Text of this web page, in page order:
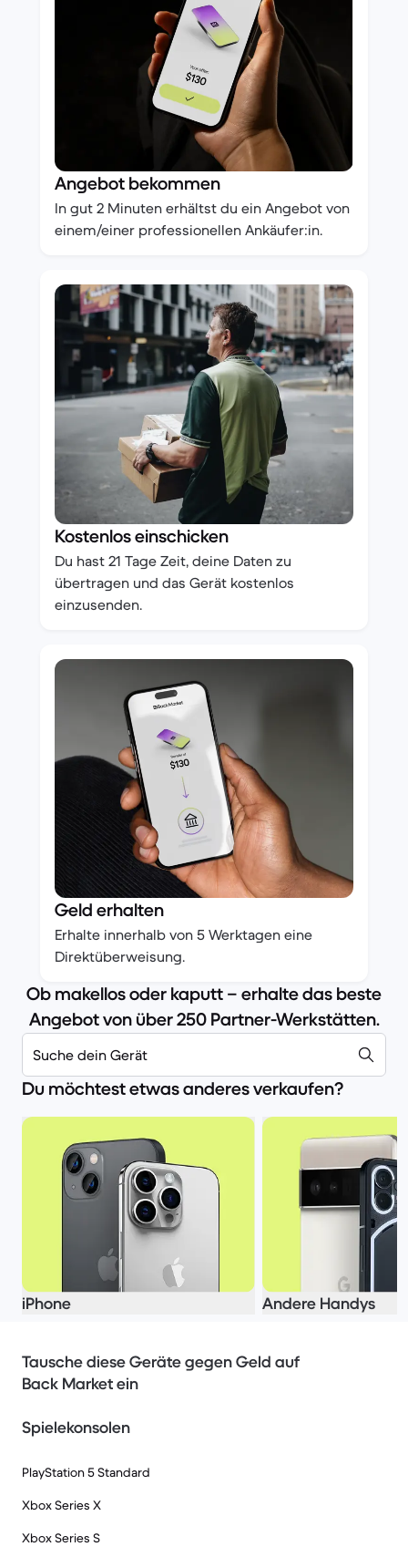
Angebot bekommen
In gut 2 Minuten erhältst du ein Angebot von
einem/einer professionellen Ankäufer:in.
Kostenlos einschicken
Du hast 21 Tage Zeit, deine Daten zu
übertragen und das Gerät kostenlos
einzusenden.
Geld erhalten
Erhalte innerhalb von 5 Werktagen eine
Direktüberweisung.
Ob makellos oder kaputt – erhalte das beste
Angebot von über 250 Partner-Werkstätten.
Suche dein Gerät
Du möchtest etwas anderes verkaufen?
iPhone Andere Handys
Tausche diese Geräte gegen Geld auf
Back Market ein
Spielekonsolen
PlayStation 5 Standard
Xbox Series X
Xbox Series S